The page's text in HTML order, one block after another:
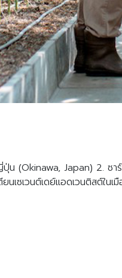
(Okinawa, Japan) 2. ซ
เซเวนต์เดย์แอดเวนติสต์ใ